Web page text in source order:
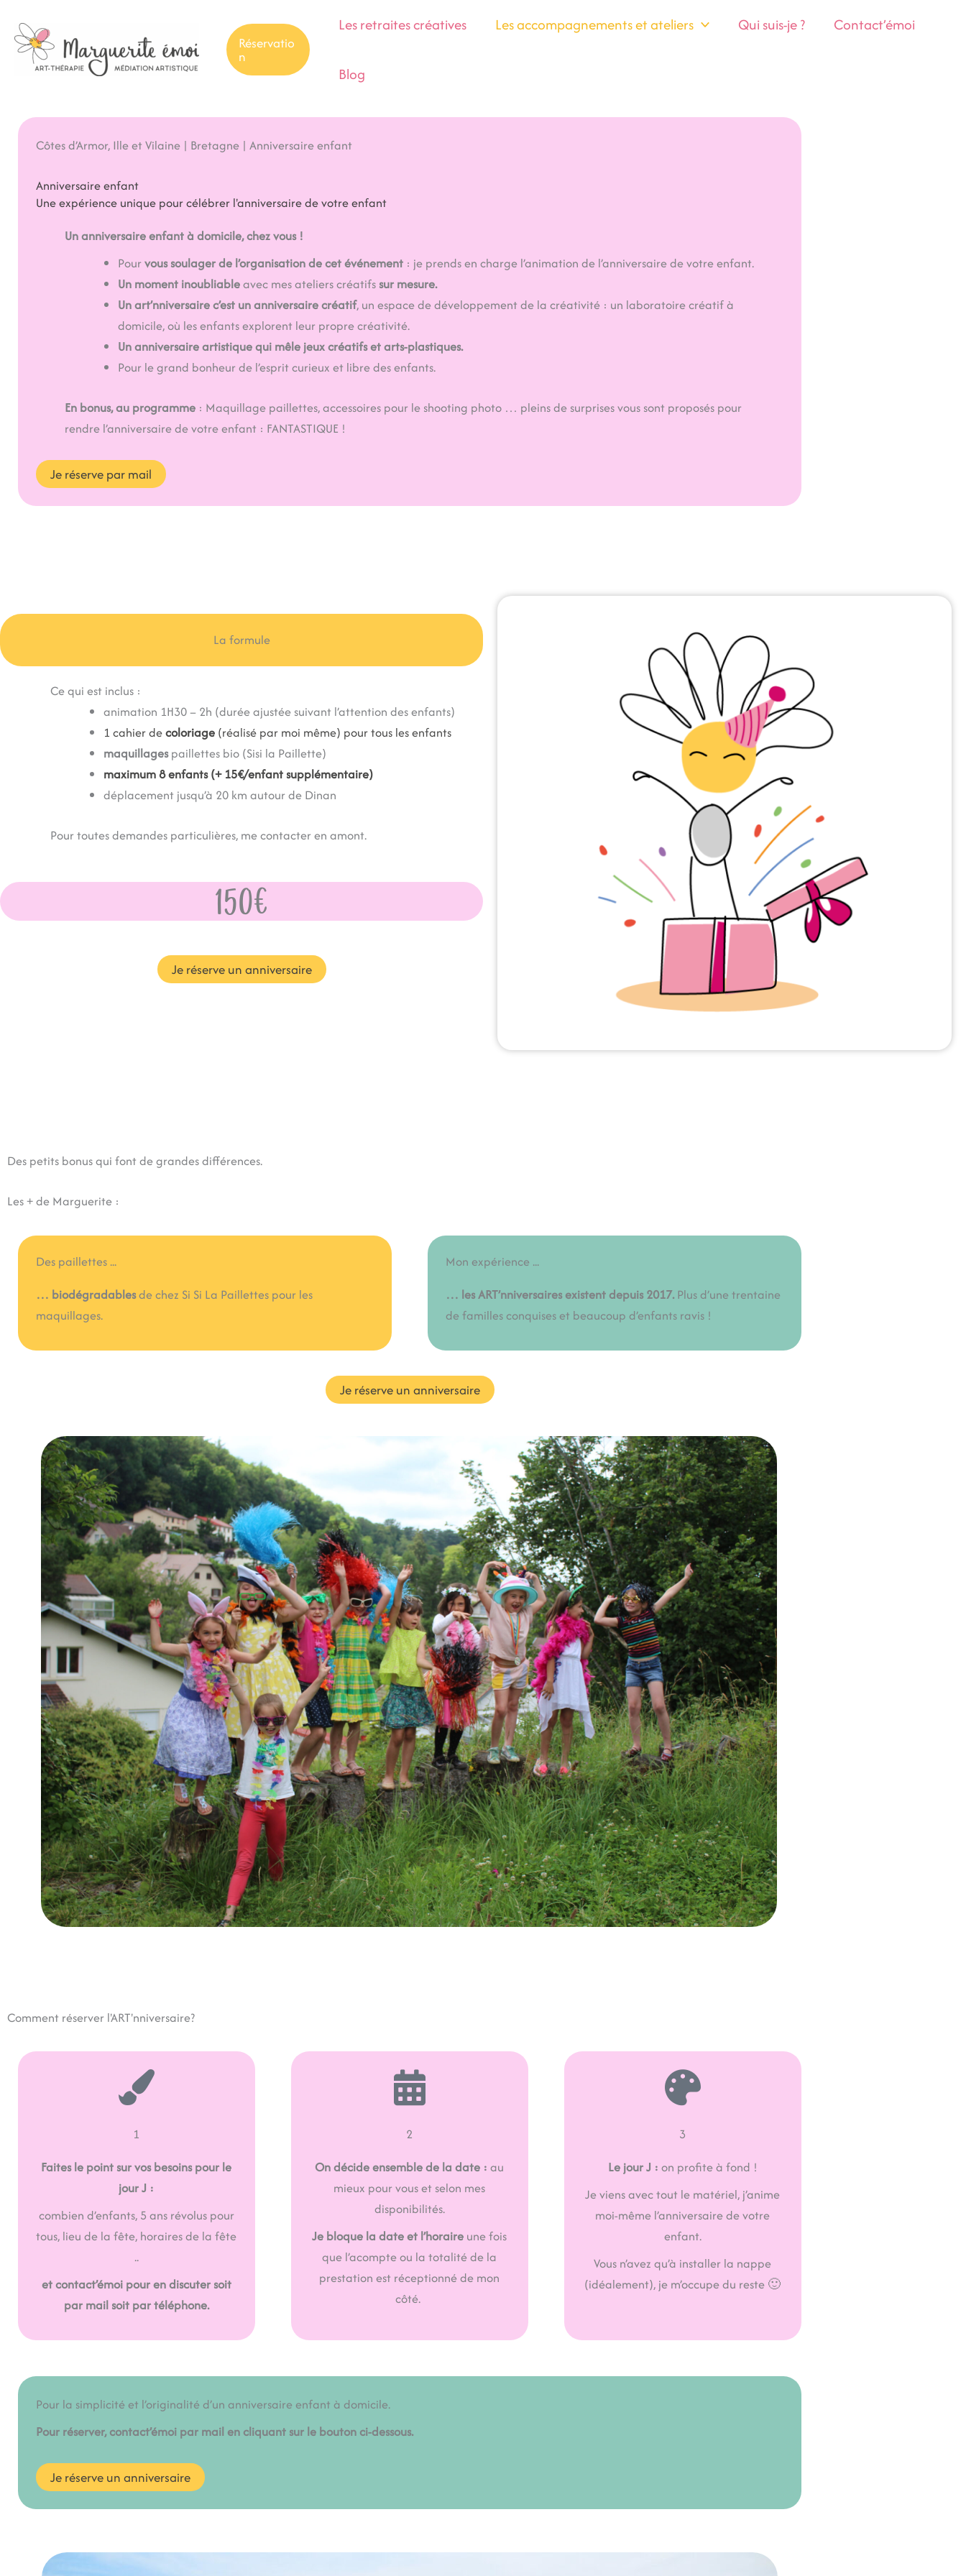
contenu
Réservatio
n
Les retraites créatives Les accompagnements et ateliers Qui suis-je ? Contact’émoi
Blog
Côtes d’Armor, Ille et Vilaine | Bretagne | Anniversaire enfant
Anniversaire enfant
Une expérience unique pour célébrer l'anniversaire de votre enfant
Un anniversaire enfant à domicile, chez vous !
Pourvous soulager de l’organisation de cet événement : je prends en charge l’animation de l’anniversaire de votre enfant.
Un moment inoubliableavec mes ateliers créatifs sur mesure.
Un art’nniversaire c’est un anniversaire créatif, un espace de développement de la créativité : un laboratoire créatif à
domicile, où les enfants explorent leur propre créativité.
Un anniversaire artistique qui mêle jeux créatifs et arts-plastiques.
Pour le grand bonheur de l’esprit curieux et libre des enfants.
En bonus, au programme : Maquillage paillettes, accessoires pour le shooting photo … pleins de surprises vous sont proposés pour
rendre l’anniversaire de votre enfant : FANTASTIQUE !
Je réserve par mail
La formule
Ce qui est inclus :
animation 1H30 – 2h (durée ajustée suivant l’attention des enfants)
1 cahier decoloriage (réalisé par moi même) pour tous lesenfants
maquillagespaillettes bio (Sisi la Paillette)
maximum 8 enfants (+ 15€/enfant supplémentaire)
déplacement jusqu’à 20 km autour de Dinan
Pour toutes demandes particulières, me contacter en amont.
150€
Je réserve un anniversaire
Des petits bonus qui font de grandes différences.
Les + de Marguerite :
Des paillettes ...
… biodégradablesde chez Si Si La Paillettes pour les
maquillages.
Mon expérience ...
… les ART’nniversaires existent depuis 2017. Plus d’une trentaine
de familles conquises et beaucoup d’enfants ravis !
Je réserve un anniversaire
Comment réserver l'ART'nniversaire?
1
Faites le point sur vos besoins pour le
jour J :
combien d’enfants, 5 ans révolus pour
tous, lieu de la fête, horaires de la fête
..
et contact’émoi pour en discuter soit
par mail soit par téléphone.
2
On décide ensemble de la date :au
mieux pour vous et selon mes
disponibilités.
Je bloque la date et l’horaire une fois
que l’acompte ou la totalité de la
prestation est réceptionné de mon
côté.
3
Le jour J : on profite à fond !
Je viens avec tout le matériel, j’anime
moi-même l’anniversaire de votre
enfant.
Vous n’avez qu’à installer la nappe
(idéalement), je m’occupe du reste 🙂
Pour la simplicité et l’originalité d’un anniversaire enfant à domicile.
Pour réserver, contact’émoi par mail en cliquant sur le bouton ci-dessous.
Je réserve un anniversaire